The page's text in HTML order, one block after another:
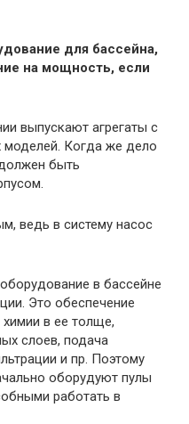
для бассейна,
на мощность, если
выпускают агрегаты с
моделей. Когда же дело
быть
ведь в систему насос
в бассейне
Это обеспечение
в ее толще,
слоев, подача
и пр. Поэтому
оборудуют пулы
работать в